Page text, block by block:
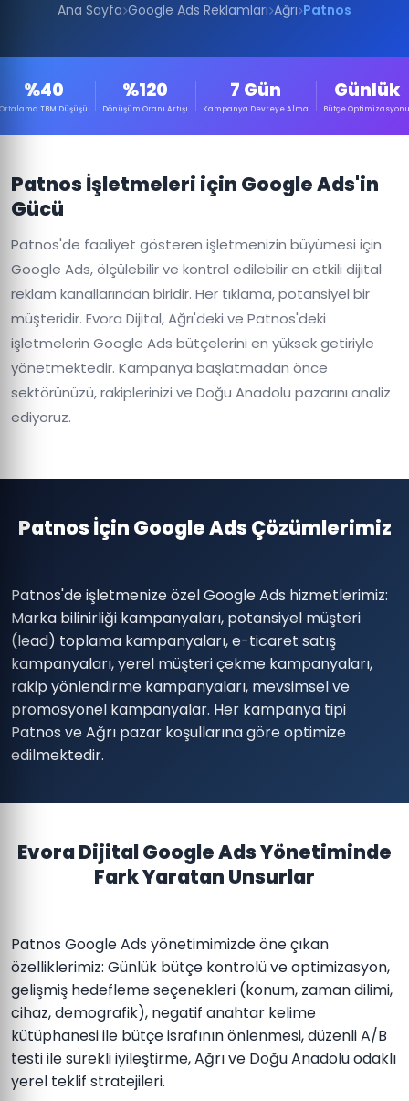
Ana Sayfa Google Ads Reklamları Ağrı Patnos
%40
Ortalama TBM Düşüşü
%120
Dönüşüm Oranı Artışı
7 Gün
Kampanya Devreye Alma
Günlük
Bütçe Optimizasyonu
Patnos İşletmeleri için Google Ads'in
Gücü
Patnos'de faaliyet gösteren işletmenizin büyümesi için
Google Ads, ölçülebilir ve kontrol edilebilir en etkili dijital
reklam kanallarından biridir. Her tıklama, potansiyel bir
müşteridir. Evora Dijital, Ağrı'deki ve Patnos'deki
işletmelerin Google Ads bütçelerini en yüksek getiriyle
yönetmektedir. Kampanya başlatmadan önce
sektörünüzü, rakiplerinizi ve Doğu Anadolu pazarını analiz
ediyoruz.
Patnos İçin Google Ads Çözümlerimiz
Patnos'de işletmenize özel Google Ads hizmetlerimiz:
Marka bilinirliği kampanyaları, potansiyel müşteri
(lead) toplama kampanyaları, e-ticaret satış
kampanyaları, yerel müşteri çekme kampanyaları,
rakip yönlendirme kampanyaları, mevsimsel ve
promosyonel kampanyalar. Her kampanya tipi
Patnos ve Ağrı pazar koşullarına göre optimize
edilmektedir.
Evora Dijital Google Ads Yönetiminde
Fark Yaratan Unsurlar
Patnos Google Ads yönetimimizde öne çıkan
özelliklerimiz: Günlük bütçe kontrolü ve optimizasyon,
gelişmiş hedefleme seçenekleri (konum, zaman dilimi,
cihaz, demografik), negatif anahtar kelime
kütüphanesi ile bütçe israfının önlenmesi, düzenli A/B
testi ile sürekli iyileştirme, Ağrı ve Doğu Anadolu odaklı
yerel teklif stratejileri.